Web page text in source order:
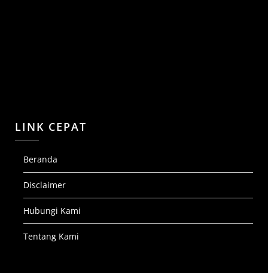
LINK CEPAT
Beranda
Disclaimer
Hubungi Kami
Tentang Kami